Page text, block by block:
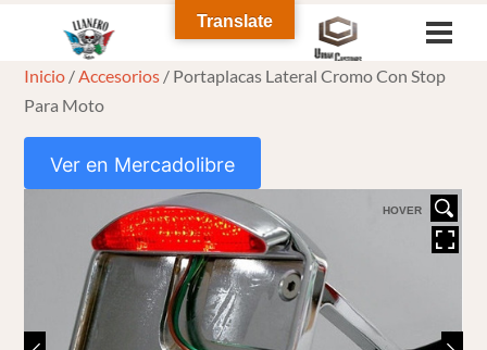
content
Inicio /Accesorios / Portaplacas Lateral Cromo Con Stop
Para Moto
Ver en Mercadolibre
HOVER
Translate